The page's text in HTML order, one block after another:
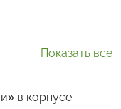
Показать все
в корпусе